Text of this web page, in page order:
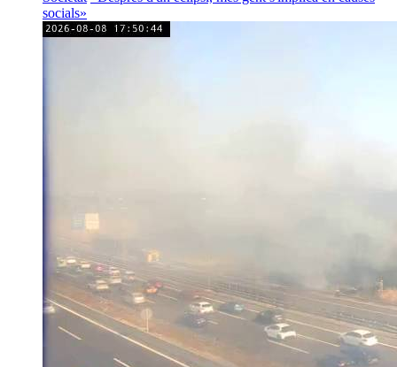
socials»